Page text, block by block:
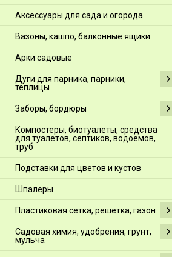
Аксессуары для сада и огорода
Вазоны, кашпо, балконные ящики
Арки садовые
Дуги для парника, парники,
теплицы
Заборы, бордюры
Компостеры, биотуалеты, средства
для туалетов, септиков, водоемов,
труб
Подставки для цветов и кустов
Шпалеры
Пластиковая сетка, решетка, газон
Садовая химия, удобрения, грунт,
мульча